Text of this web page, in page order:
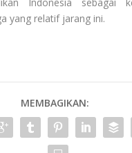
yang relatif jarang ini.
MEMBAGIKAN: